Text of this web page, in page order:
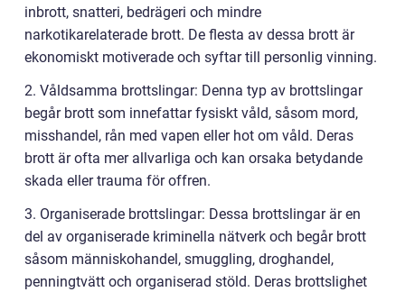
inbrott, snatteri, bedrägeri och mindre
narkotikarelaterade brott. De flesta av dessa brott är
ekonomiskt motiverade och syftar till personlig vinning.
2. Våldsamma brottslingar: Denna typ av brottslingar
begår brott som innefattar fysiskt våld, såsom mord,
misshandel, rån med vapen eller hot om våld. Deras
brott är ofta mer allvarliga och kan orsaka betydande
skada eller trauma för offren.
3. Organiserade brottslingar: Dessa brottslingar är en
del av organiserade kriminella nätverk och begår brott
såsom människohandel, smuggling, droghandel,
penningtvätt och organiserad stöld. Deras brottslighet